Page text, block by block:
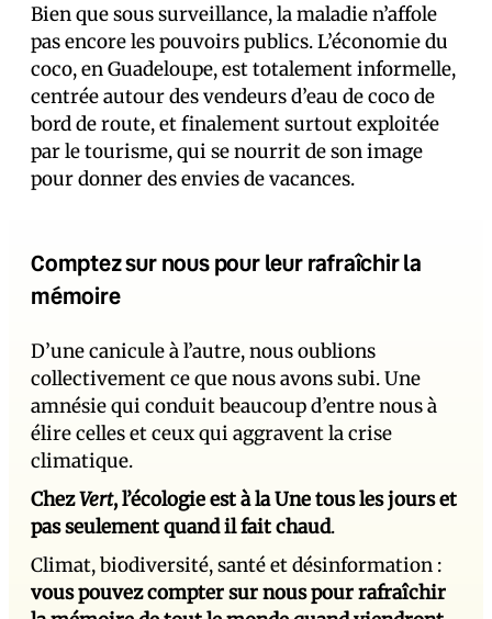
Bien que sous surveillance, la maladie n’affole
pas encore les pouvoirs publics. L’économie du
coco, en Guadeloupe, est totalement informelle,
centrée autour des vendeurs d’eau de coco de
bord de route, et finalement surtout exploitée
par le tourisme, qui se nourrit de son image
pour donner des envies de vacances.
Comptez sur nous pour leur rafraîchir la
mémoire
D’une canicule à l’autre, nous oublions
collectivement ce que nous avons subi. Une
amnésie qui conduit beaucoup d’entre nous à
élire celles et ceux qui aggravent la crise
climatique.
ChezVert, l’écologie est à la Une tous les jours et
pas seulement quand il fait chaud.
Climat, biodiversité, santé et désinformation :
vous pouvez compter sur nous pour rafraîchir